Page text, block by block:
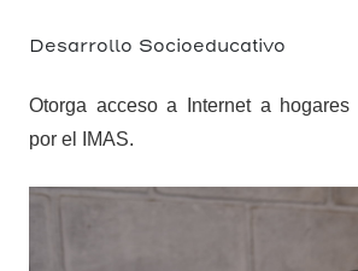
Desarrollo Socioeducativo
Otorga acceso a Internet a hogares
por el IMAS.